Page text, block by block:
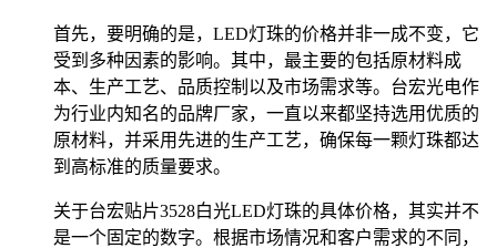
首先，要明确的是，LED灯珠的价格并非一成不变，它
受到多种因素的影响。其中，最主要的包括原材料成
本、生产工艺、品质控制以及市场需求等。台宏光电作
为行业内知名的品牌厂家，一直以来都坚持选用优质的
原材料，并采用先进的生产工艺，确保每一颗灯珠都达
到高标准的质量要求。
关于台宏贴片3528白光LED灯珠的具体价格，其实并不
是一个固定的数字。根据市场情况和客户需求的不同，